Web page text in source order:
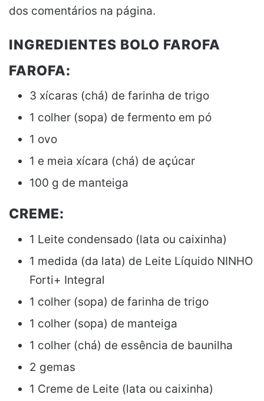
dos comentários na página.
INGREDIENTES BOLO FAROFA
FAROFA:
3 xícaras (chá) de farinha de trigo
1 colher (sopa) de fermento em pó
1 ovo
1 e meia xícara (chá) de açúcar
100 g de manteiga
CREME:
1 Leite condensado (lata ou caixinha)
1 medida (da lata) de Leite Líquido NINHO
Forti+ Integral
1 colher (sopa) de farinha de trigo
1 colher (sopa) de manteiga
1 colher (chá) de essência de baunilha
2 gemas
1 Creme de Leite (lata ou caixinha)